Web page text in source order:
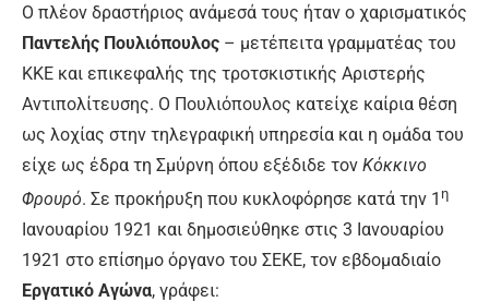
Ο πλέον δραστήριος ανάμεσά τους ήταν ο χαρισματικός
Παντελής Πουλιόπουλος – μετέπειτα γραμματέας του
ΚΚΕ και επικεφαλής της τροτσκιστικής Αριστερής
Αντιπολίτευσης. Ο Πουλιόπουλος κατείχε καίρια θέση
ως λοχίας στην τηλεγραφική υπηρεσία και η ομάδα του
είχε ως έδρα τη Σμύρνη όπου εξέδιδε τον Κόκκινο
Φρουρό. Σε προκήρυξη που κυκλοφόρησε κατά την 1 η
Ιανουαρίου 1921 και δημοσιεύθηκε στις 3 Ιανουαρίου
1921 στο επίσημο όργανο του ΣΕΚΕ, τον εβδομαδιαίο
Εργατικό Αγώνα, γράφει: